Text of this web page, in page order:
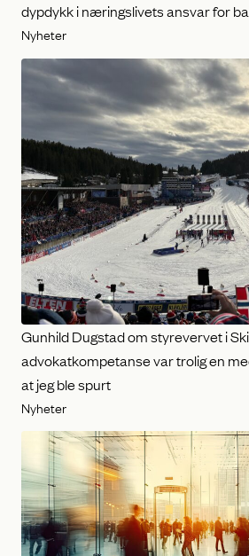
dypdykk i næringslivets ansvar for
Nyheter
Gunhild Dugstad om styrevervet i
advokatkompetanse var trolig en
at jeg ble spurt
Nyheter